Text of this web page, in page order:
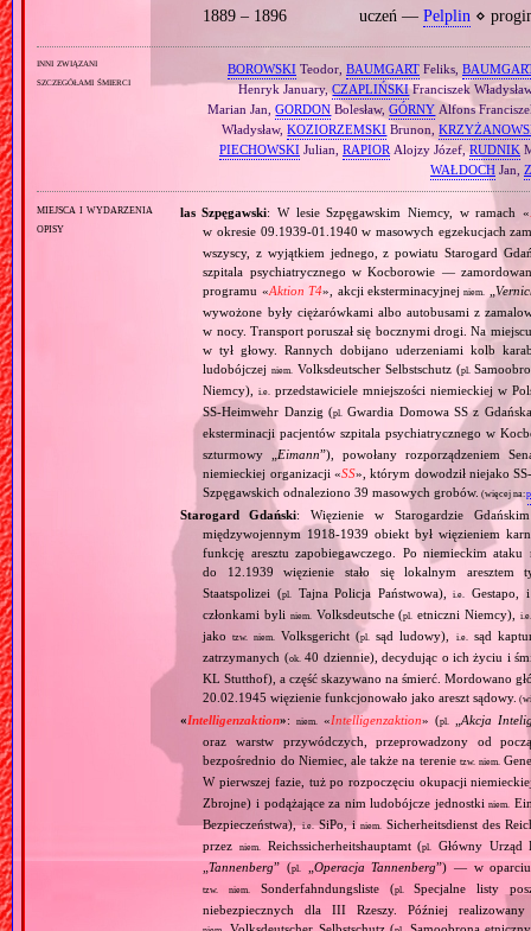
1889 – 1896
uczeń — Pelplin⋄
inni związani
szczegółami śmierci
BOROWSKI Teodor, BAUMGARTFeliks,
Henryk January,CZAPLIŃSKIFranciszek
Marian Jan,GORDON Bolesław,GÓRNY Alfons
Władysław,KOZIORZEMSKI Brunon,
PIECHOWSKIJulian, RAPIOR Alojzy Józef, RUDNIK
WAŁDOCHJan,
miejsca i wydarzenia
opisy
las Szpęgawski: W lesie Szpęgawskim Niemcy, w ramach «
w okresie 09.1939‐01.1940 w masowych egzekucjach
wszyscy, z wyjątkiem jednego, z powiatu Starogard
szpitala psychiatrycznego w Kocborowie —
programu «Aktion T4», akcji eksterminacyjnejniem.
wywożone były ciężarówkami albo autobusami z
w nocy. Transport poruszał się bocznymi drogi. Na
w tył głowy. Rannych dobijano uderzeniami kolb
ludobójczejniem. Volksdeutscher Selbstschutz (pl.
Niemcy),i.e. przedstawiciele mniejszości niemieckiej w
SS‐Heimwehr Danzig (pl. Gwardia Domowa SS z
eksterminacji pacjentów szpitala psychiatrycznego w
szturmowy „ Eimann”), powołany rozporządzeniem
niemieckiej organizacji «SS», którym dowodził niejako
Szpęgawskich odnaleziono 39 masowych grobów. (więcej na:
Starogard Gdański: Więzienie w Starogardzie
międzywojennym 1918‐1939 obiekt był więzieniem
funkcję aresztu zapobiegawczego. Po niemieckim
do 12.1939 więzienie stało się lokalnym aresztem
Staatspolizei (pl. Tajna Policja Państwowa),i.e.
Gestapo,
członkami byli niem. Volksdeutsche (pl. etniczni Niemcy), i.e.
jakotzw. niem. Volksgericht (pl. sąd ludowy), i.e.
sąd
zatrzymanych (ok. 40 dziennie), decydując o ich życiu i
KL Stutthof), a część skazywano na śmierć. Mordowano
20.02.1945 więzienie funkcjonowało jako areszt sądowy.
«Intelligenzaktion»: niem. «Intelligenzaktion» (pl. „Akcja
oraz warstw przywódczych, przeprowadzony od
bezpośrednio do Niemiec, ale także na terenie tzw. niem.
W pierwszej fazie, tuż po rozpoczęciu okupacji
Zbrojne) i podążające za nim ludobójcze jednostkiniem.
Bezpieczeństwa),i.e.SiPo, i niem. Sicherheitsdienst des
przezniem. Reichssicherheitshauptamt (pl.
Główny Urząd
„Tannenberg” (pl. Operacja Tannenberg”) — w oparciu
tzw. niem. Sonderfahndungsliste (pl.
Specjalne listy
niebezpiecznych dla III Rzeszy. Później